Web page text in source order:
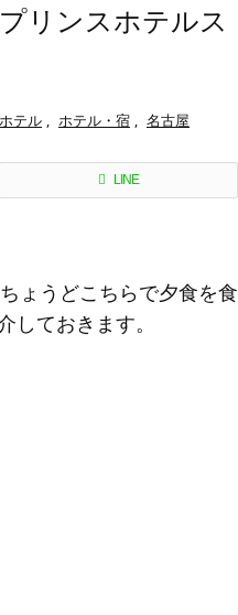
リンスホテルス
テル , ホテル・宿 , 名古屋
LINE
ょうどこちらで夕食を食
ておきます。